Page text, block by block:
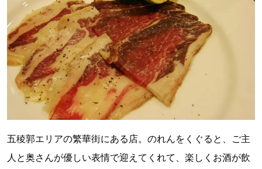
五稜郭エリアの繁華街にある店。のれんをくぐると、ご主
人と奥さんが優しい表情で迎えてくれて、楽しくお酒が飲